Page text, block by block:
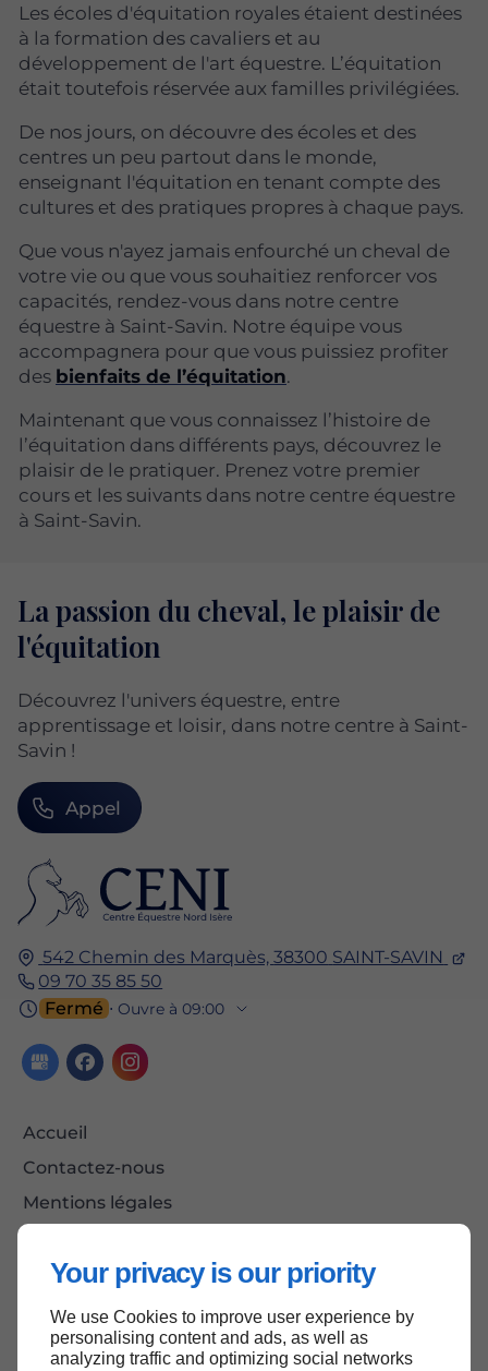
Your privacy is our priority
We use Cookies to improve user experience by
personalising content and ads, as well as
analyzing traffic and optimizing social networks
Les écoles d'équitation royales étaient destinées
à la formation des cavaliers et au
développement de l'art équestre. L’équitation
était toutefois réservée aux familles privilégiées.
De nos jours, on découvre des écoles et des
centres un peu partout dans le monde,
enseignant l'équitation en tenant compte des
cultures et des pratiques propres à chaque pays.
Que vous n'ayez jamais enfourché un cheval de
votre vie ou que vous souhaitiez renforcer vos
capacités, rendez-vous dans notre centre
équestre à Saint-Savin. Notre équipe vous
accompagnera pour que vous puissiez profiter
des bienfaits de l’équitation.
Maintenant que vous connaissez l’histoire de
l’équitation dans différents pays, découvrez le
plaisir de le pratiquer. Prenez votre premier
cours et les suivants dans notre centre équestre
à Saint-Savin.
542 Chemin des Marquès,38300 SAINT-SAVIN
09 70 35 85 50
Fermé ⋅ Ouvre à 09:00
Accueil
Contactez-nous
Mentions légales
La passion du cheval, le plaisir de
l'équitation
Découvrez l'univers équestre, entre
apprentissage et loisir, dans notre centre à Saint-
Savin !
Appel
Haut de page